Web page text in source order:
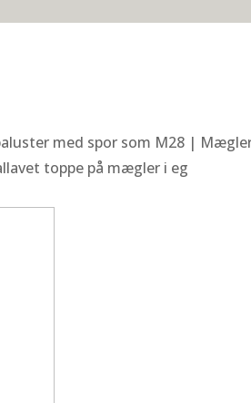
med spor som M28 |
toppe på mægler i eg